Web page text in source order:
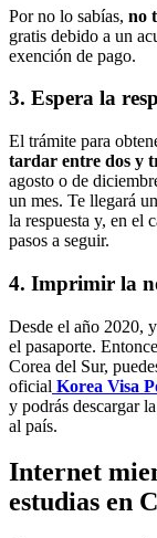
Por no lo sabías, no
gratis debido a un
exención de pago.
3. Espera la
El trámite para
tardar entre dos y
agosto o de
un mes. Te llegará
la respuesta y, en el
pasos a seguir.
4. Imprimir la
Desde el año 2020,
el pasaporte.
Corea del Sur,
oficial Korea Visa
y podrás descargar
al país.
Internet
estudias en